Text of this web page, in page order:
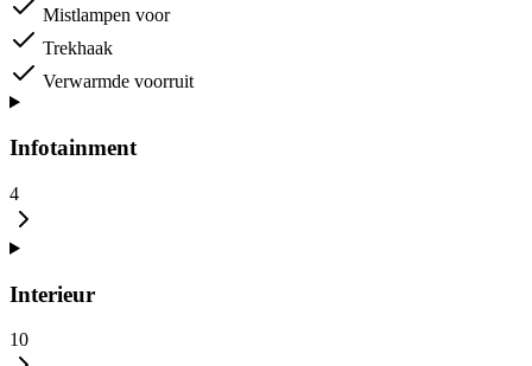
Mistlampen voor
Trekhaak
Verwarmde voorruit
Infotainment
4
Interieur
10